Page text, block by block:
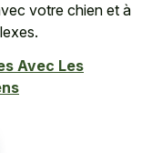
votre chien et à
Avec Les